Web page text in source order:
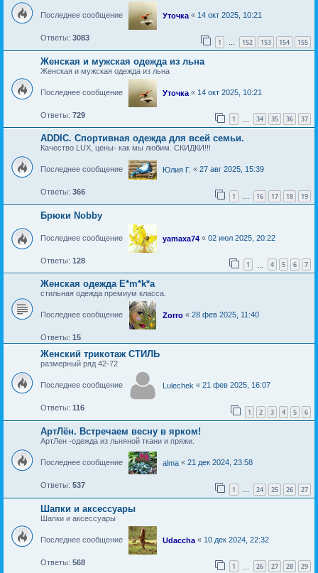
Последнее сообщение Уточка « 14 окт 2025, 10:21
Ответы: 3083 1 … 152 153 154 155
Женская и мужская одежда из льна
Женская и мужская одежда из льна
Последнее сообщение Уточка « 14 окт 2025, 10:21
Ответы: 729 1 34 35 36 37
ADDIC. Спортивная одежда для всей семьи.
Качество LUX, цены- как мы любим. СКИДКИ!!!
Последнее сообщение Юлия Г. « 27 авг 2025, 15:39
Ответы: 366 1 … 16 17 18 19
Брюки Nobby
Последнее сообщение yamaxa74 « 02 июл 2025, 20:22
Ответы: 128 1 4 5 6 7
Женская одежда E*m*k*a
стильная одежда премиум класса.
Последнее сообщение Zorro « 28 фев 2025, 11:40
Ответы: 15
Женский трикотаж СТИЛЬ
размерный ряд 42-72
Последнее сообщение Lulechek « 21 фев 2025, 16:07
Ответы: 116 1 2 3 4 5 6
АртЛён. Встречаем весну в ярком!
АртЛен -одежда из льняной ткани и пряжи.
Последнее сообщение alma « 21 дек 2024, 23:58
Ответы: 537 1 … 24 25 26 27
Шапки и аксессуары
Шапки и аксессуары
Последнее сообщение Udaccha « 10 дек 2024, 22:32
Ответы: 568 1 26 27 28 29